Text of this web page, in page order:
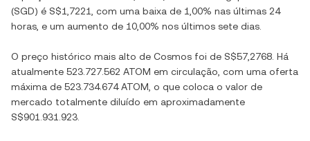
(SGD) é S$1,7221 , com uma baixa de 1,00% nas últimas 24
horas, e um aumento de 10,00% nos últimos sete dias.
O preço histórico mais alto de Cosmos foi de S$57,2768 . Há
atualmente 523.727.562 ATOM em circulação, com uma oferta
máxima de 523.734.674 ATOM , o que coloca o valor de
mercado totalmente diluído em aproximadamente
S$901.931.923